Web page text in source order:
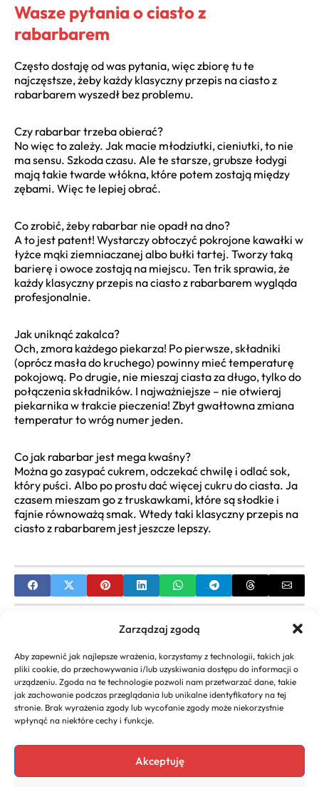
Zarządzaj zgodą
Aby zapewnić jak najlepsze wrażenia, korzystamy z technologii, takich jak
pliki cookie, do przechowywania i/lub uzyskiwania dostępu do informacji o
urządzeniu. Zgoda na te technologie pozwoli nam przetwarzać dane, takie
jak zachowanie podczas przeglądania lub unikalne identyfikatory na tej
stronie. Brak wyrażenia zgody lub wycofanie zgody może niekorzystnie
wpłynąć na niektóre cechy i funkcje.
Akceptuję
Wasze pytania o ciasto z
rabarbarem
Często dostaję od was pytania, więc zbiorę tu te
najczęstsze, żeby każdy klasyczny przepis na ciasto z
rabarbarem wyszedł bez problemu.
Czy rabarbar trzeba obierać?
No więc to zależy. Jak macie młodziutki, cieniutki, to nie
ma sensu. Szkoda czasu. Ale te starsze, grubsze łodygi
mają takie twarde włókna, które potem zostają między
zębami. Więc te lepiej obrać.
Co zrobić, żeby rabarbar nie opadł na dno?
A to jest patent! Wystarczy obtoczyć pokrojone kawałki w
łyżce mąki ziemniaczanej albo bułki tartej. Tworzy taką
barierę i owoce zostają na miejscu. Ten trik sprawia, że
każdy klasyczny przepis na ciasto z rabarbarem wygląda
profesjonalnie.
Jak uniknąć zakalca?
Och, zmora każdego piekarza! Po pierwsze, składniki
(oprócz masła do kruchego) powinny mieć temperaturę
pokojową. Po drugie, nie mieszaj ciasta za długo, tylko do
połączenia składników. I najważniejsze – nie otwieraj
piekarnika w trakcie pieczenia! Zbyt gwałtowna zmiana
temperatur to wróg numer jeden.
Co jak rabarbar jest mega kwaśny?
Można go zasypać cukrem, odczekać chwilę i odlać sok,
który puści. Albo po prostu dać więcej cukru do ciasta. Ja
czasem mieszam go z truskawkami, które są słodkie i
fajnie równoważą smak. Wtedy taki klasyczny przepis na
ciasto z rabarbarem jest jeszcze lepszy.
Puszysta Babka Piaskowa: Klasyczny Przepis Krok
po Kroku na Idealnie Wilgotne Ciasto
NEXT
Przepis na Śledzie w Oleju z Cebulką: Tradycja i